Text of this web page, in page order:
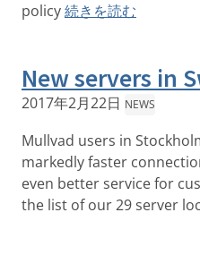
policy続きを読む
New servers in
2017年2月22日 NEWS
Mullvad users in
markedly faster
even better service for
the list of our 29 server